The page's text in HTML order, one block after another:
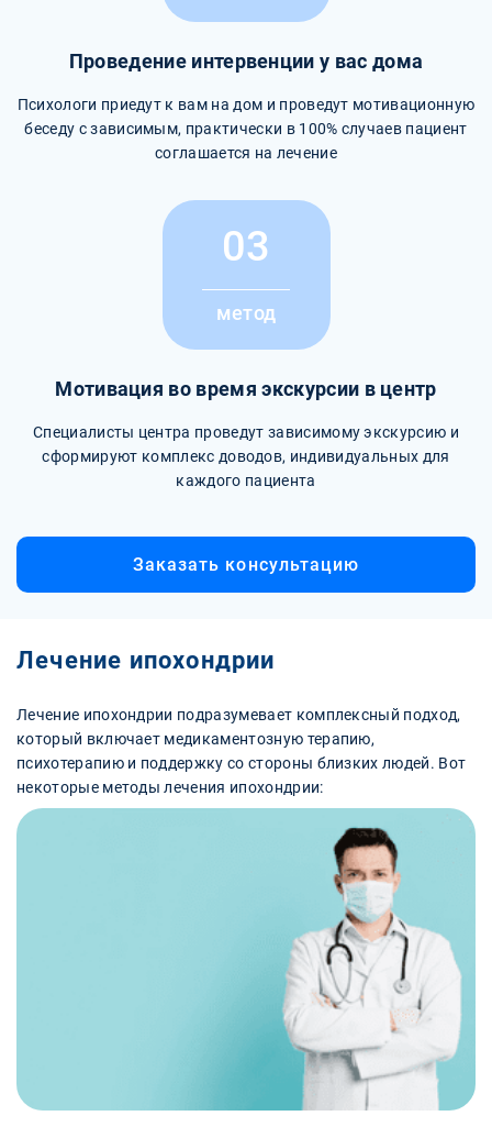
Проведение интервенции у вас дома
Психологи приедут к вам на дом и проведут мотивационную
беседу с зависимым, практически в 100% случаев пациент
соглашается на лечение
03
метод
Мотивация во время экскурсии в центр
Специалисты центра проведут зависимому экскурсию и
сформируют комплекс доводов, индивидуальных для
каждого пациента
Заказать консультацию
Лечение ипохондрии
Лечение ипохондрии подразумевает комплексный подход,
который включает медикаментозную терапию,
психотерапию и поддержку со стороны близких людей. Вот
некоторые методы лечения ипохондрии: